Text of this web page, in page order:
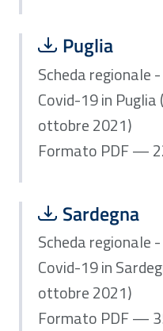
Scarica file:
Puglia
Formato PDF
Scheda regionale
Covid-19 in
ottobre 2021)
Formato PDF —
Scarica file:
Sardegna
Formato PDF
Scheda regionale
Covid-19 in
ottobre 2021)
Formato PDF —